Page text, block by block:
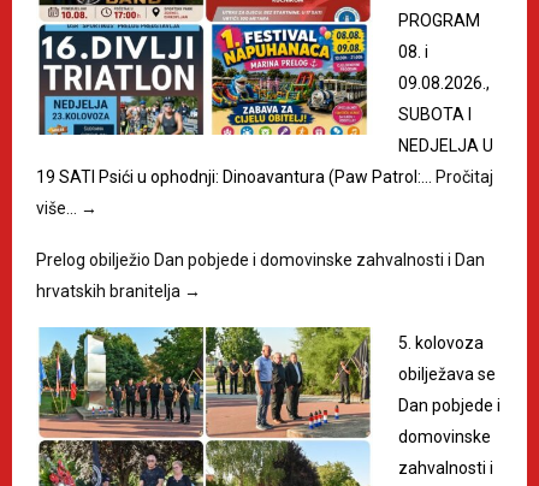
PROGRAM
08. i
09.08.2026.,
SUBOTA I
NEDJELJA U
19 SATI Psići u ophodnji: Dinoavantura (Paw Patrol:… Pročitaj
više…
→
Prelog obilježio Dan pobjede i domovinske zahvalnosti i Dan
hrvatskih branitelja →
5. kolovoza
obilježava se
Dan pobjede i
domovinske
zahvalnosti i